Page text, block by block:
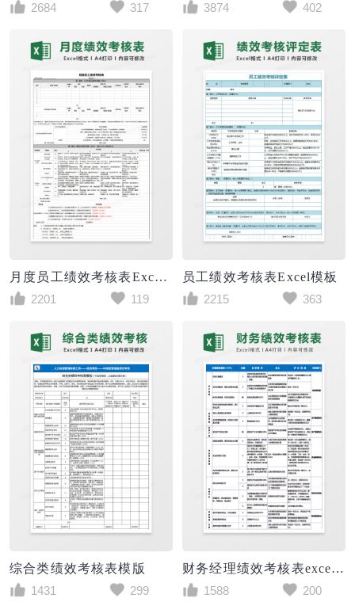
2684
317
3874
402
月度员工绩效考核表Excel模板
2201
119
员工绩效考核表Excel模板
2215
363
综合类绩效考核表模版
1431
299
财务经理绩效考核表excel表格模板
1588
200